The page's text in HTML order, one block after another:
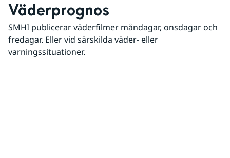
Väderprognos
SMHI publicerar väderfilmer måndagar, onsdagar och
fredagar. Eller vid särskilda väder- eller
varningssituationer.